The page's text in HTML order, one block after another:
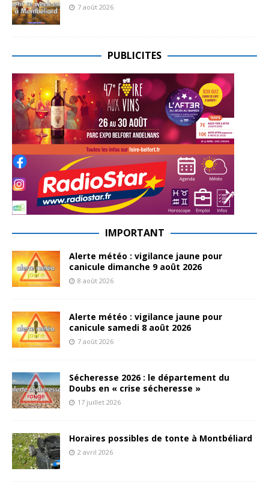
7 août 2026
PUBLICITES
IMPORTANT
Alerte météo : vigilance jaune pour
canicule dimanche 9 août 2026
8 août 2026
Alerte météo : vigilance jaune pour
canicule samedi 8 août 2026
7 août 2026
Sécheresse 2026 : le département du
Doubs en « crise sécheresse »
17 juillet 2026
Horaires possibles de tonte à Montbéliard
2 avril 2026